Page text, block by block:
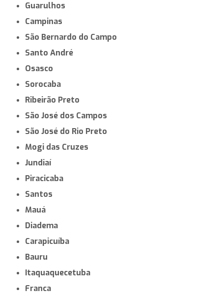
Guarulhos
Campinas
São Bernardo do Campo
Santo André
Osasco
Sorocaba
Ribeirão Preto
São José dos Campos
São José do Rio Preto
Mogi das Cruzes
Jundiaí
Piracicaba
Santos
Mauá
Diadema
Carapicuíba
Bauru
Itaquaquecetuba
Franca